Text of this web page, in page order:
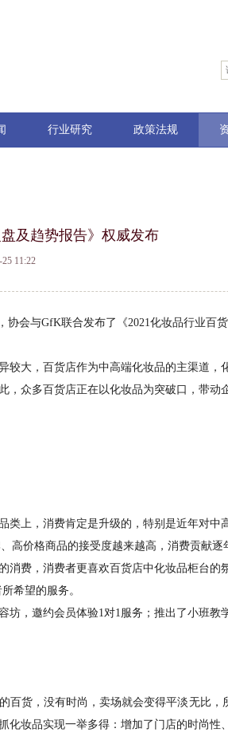
行业研究 政策法规
盘及趋势报告》权威发布
11:22
会与GfK联合发布了《2021化妆品行业百
大，百货店作为中高端化妆品的主渠道，
众多百货店正在以化妆品为突破口，带动
上，消费肯定是升级的，特别是近年对中
高价格商品的接受度越来越高，消费贡献逐
费，消费者更喜欢百货店中化妆品柜台的
希望的服务。
，邀约会员体验1对1服务；推出了小班教
货，没有时尚，卖场就会变得平淡无比，
妆品实现一举多得：增加了门店的时尚性